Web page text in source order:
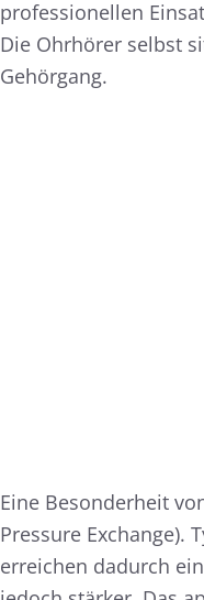
professionellen
Die Ohrhörer selbst
Gehörgang.
Eine Besonderheit
Pressure Exchange).
erreichen dadurch